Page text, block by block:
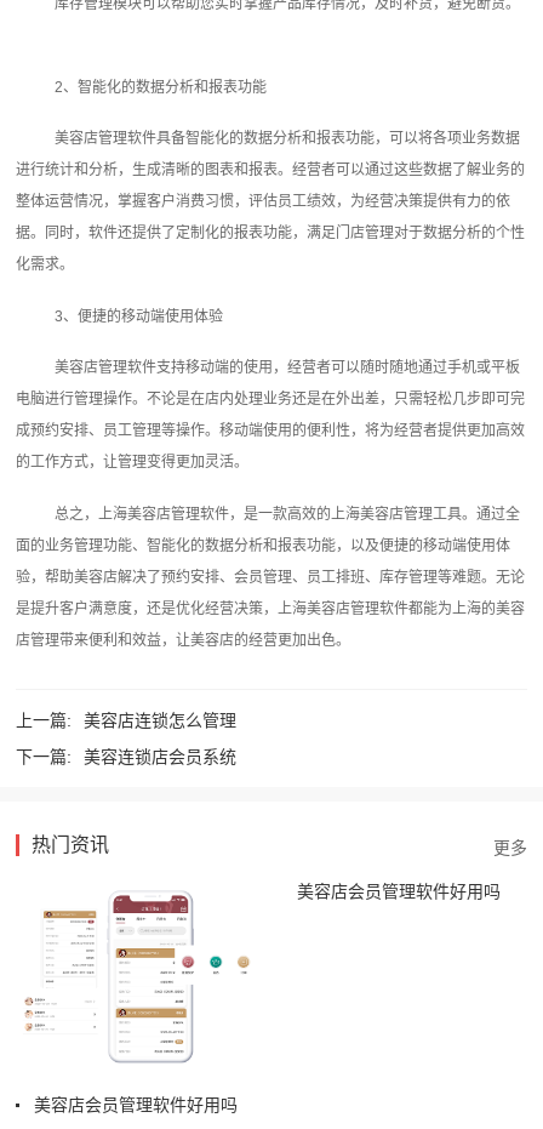
库存管理模块可以帮助您实时掌握产品库存情况，及时补货，避免断货。
2、智能化的数据分析和报表功能
美容店管理软件具备智能化的数据分析和报表功能，可以将各项业务数据
进行统计和分析，生成清晰的图表和报表。经营者可以通过这些数据了解业务的
整体运营情况，掌握客户消费习惯，评估员工绩效，为经营决策提供有力的依
据。同时，软件还提供了定制化的报表功能，满足门店管理对于数据分析的个性
化需求。
3、便捷的移动端使用体验
美容店管理软件支持移动端的使用，经营者可以随时随地通过手机或平板
电脑进行管理操作。不论是在店内处理业务还是在外出差，只需轻松几步即可完
成预约安排、员工管理等操作。移动端使用的便利性，将为经营者提供更加高效
的工作方式，让管理变得更加灵活。
总之，上海美容店管理软件，是一款高效的上海美容店管理工具。通过全
面的业务管理功能、智能化的数据分析和报表功能，以及便捷的移动端使用体
验，帮助美容店解决了预约安排、会员管理、员工排班、库存管理等难题。无论
是提升客户满意度，还是优化经营决策，上海美容店管理软件都能为上海的美容
店管理带来便利和效益，让美容店的经营更加出色。
上一篇:
美容店连锁怎么管理
下一篇:
美容连锁店会员系统
热门资讯
美容店会员管理软件好用吗
美容店会员管理软件好用吗